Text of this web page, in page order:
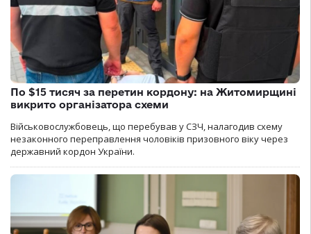
По $15 тисяч за перетин кордону: на Житомирщині
викрито організатора схеми
Військовослужбовець, що перебував у СЗЧ, налагодив схему
незаконного переправлення чоловіків призовного віку через
державний кордон України.